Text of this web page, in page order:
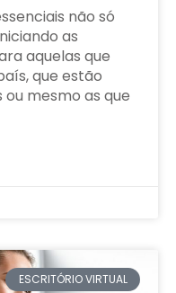
não só
as
aquelas que
que estão
mesmo as que
ESCRITÓRIO VIRTUAL